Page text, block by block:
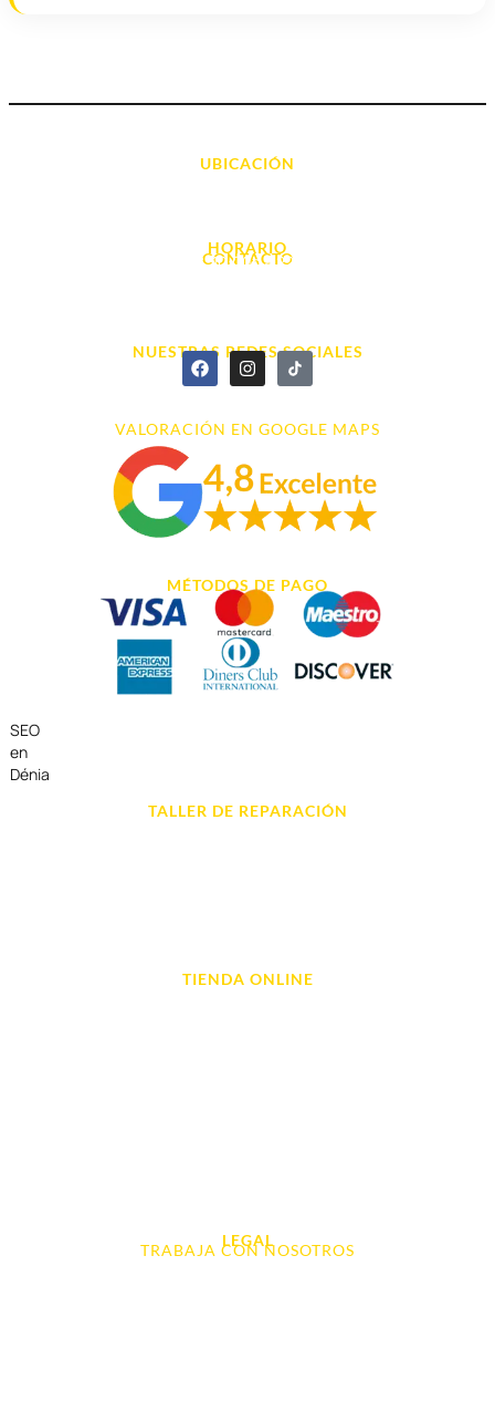
UBICACIÓN
HORARIO
L. - S. 10:00h a 22:00h
CONTACTO
NUESTRAS REDES SOCIALES
VALORACIÓN EN GOOGLE MAPS
MÉTODOS DE PAGO
SEO
en
Dénia
TALLER DE REPARACIÓN
TIENDA ONLINE
LEGAL
TRABAJA CON NOSOTROS